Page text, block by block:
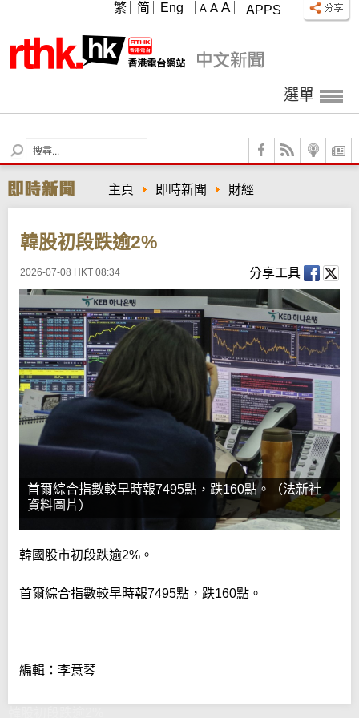
APPS
A A A
繁 简 Eng
選單
S
e
r
c
主頁 即時新聞 財經
韓股初段跌逾2%
2026-07-08 HKT 08:34 分享工具
首爾綜合指數較早時報7495點，跌160點。（法新社
資料圖片）
韓國股市初段跌逾2%。
首爾綜合指數較早時報7495點，跌160點。
編輯：李意琴